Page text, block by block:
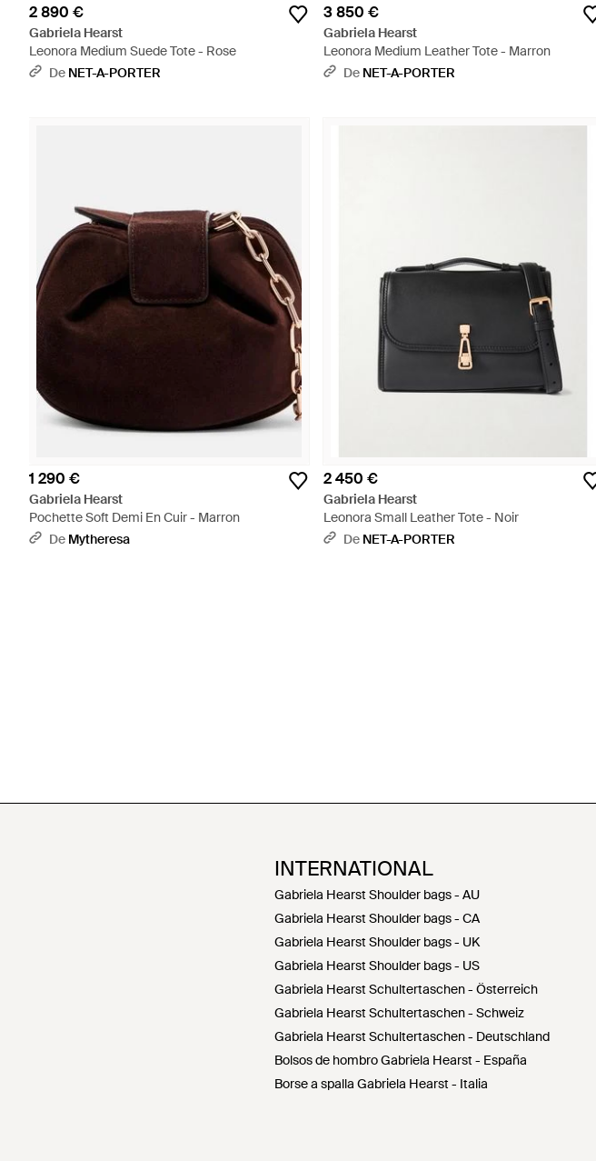
2 890 €
Gabriela Hearst
Leonora Medium Suede Tote - Rose
De NET-A-PORTER
3 850 €
Gabriela Hearst
Leonora Medium Leather Tote - Marron
De NET-A-PORTER
1 290 €
Gabriela Hearst
Pochette Soft Demi En Cuir - Marron
De Mytheresa
2 450 €
Gabriela Hearst
Leonora Small Leather Tote - Noir
De NET-A-PORTER
INTERNATIONAL
Gabriela Hearst Shoulder bags - AU
Gabriela Hearst Shoulder bags - CA
Gabriela Hearst Shoulder bags - UK
Gabriela Hearst Shoulder bags - US
Gabriela Hearst Schultertaschen - Österreich
Gabriela Hearst Schultertaschen - Schweiz
Gabriela Hearst Schultertaschen - Deutschland
Bolsos de hombro Gabriela Hearst - España
Borse a spalla Gabriela Hearst - Italia